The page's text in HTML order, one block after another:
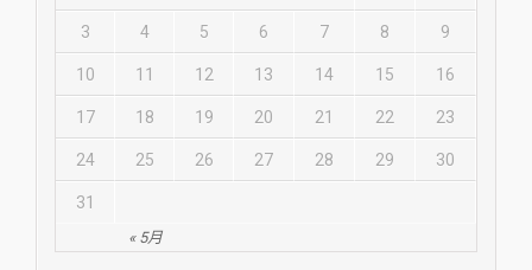
« 5月
3 4 5 6 7 8 9
10 11 12 13 14 15 16
17 18 19 20 21 22 23
24 25 26 27 28 29 30
31